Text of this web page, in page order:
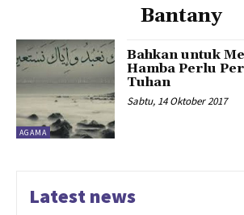
Bantany
AGAMA
Bahkan untuk
Hamba Perlu
Tuhan
Sabtu, 14 Oktober 2017
Latest news